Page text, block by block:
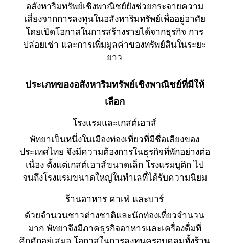
อสังหาริมทรัพย์เชิงพาณิชย์ยังช่วยกระจายความ
เสี่ยงจากการลงทุนในอสังหาริมทรัพย์เพื่ออยู่อาศัย
โดยเปิดโอกาสในการสร้างรายได้จากธุรกิจ การ
ปล่อยเช่า และการเพิ่มมูลค่าของทรัพย์สินในระยะ
ยาว
ประเภทของอสังหาริมทรัพย์เชิงพาณิชย์ที่มีให้
เลือก
โรงแรมและเกสต์เฮาส์
พัทยาเป็นหนึ่งในเมืองท่องเที่ยวที่มีชื่อเสียงของ
ประเทศไทย จึงมีความต้องการในธุรกิจที่พักอย่างต่อ
เนื่อง ตั้งแต่เกสต์เฮาส์ขนาดเล็ก โรงแรมบูติก ไป
จนถึงโรงแรมขนาดใหญ่ในทำเลที่ได้รับความนิยม
ร้านอาหาร คาเฟ่ และบาร์
ด้วยจำนวนชาวต่างชาติและนักท่องเที่ยวจำนวน
มาก พัทยาจึงมีภาคธุรกิจอาหารและเครื่องดื่มที่
คึกคักอยู่เสมอ โอกาสในการลงทุนครอบคลุมทั้งร้าน